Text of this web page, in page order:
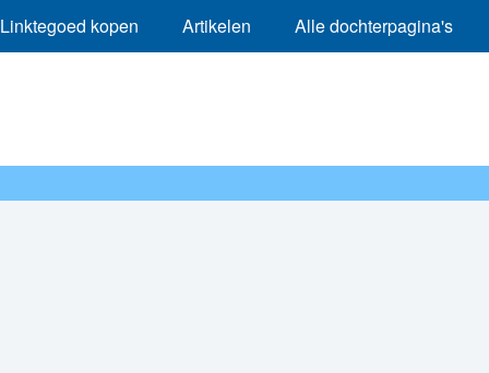
Linktegoed kopen Artikelen Alle dochterpagina's